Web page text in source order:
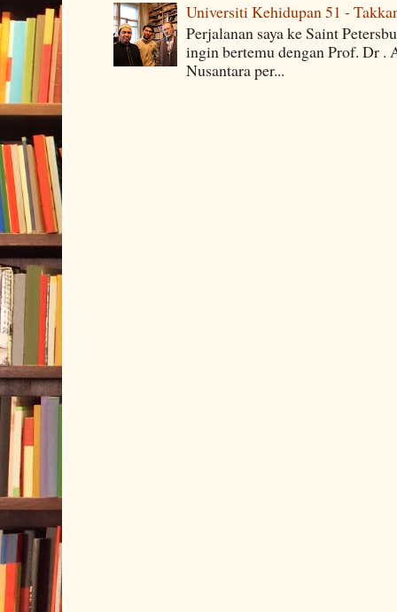
Universiti Kehidupan 51 -
Perjalanan saya ke Saint
ingin bertemu dengan Prof. Dr
Nusantara per...